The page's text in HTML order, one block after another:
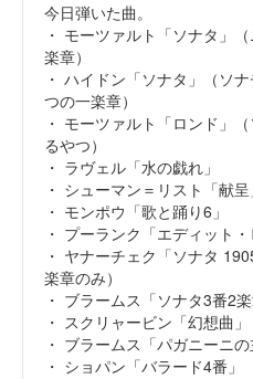
今日弾いた曲。
・ モーツァルト「ソナタ」
楽章）
・ ハイドン「ソナタ」（ソ
つの一楽章）
・ モーツァルト「ロンド」
るやつ）
・ ラヴェル「水の戯れ」
・ シューマン＝リスト「献呈
・ モンポウ「歌と踊り6」
・ プーランク「エディット・
・ ヤナーチェク「ソナタ
楽章のみ）
・ ブラームス「ソナタ3番2楽
・ スクリャービン「幻想曲」
・ ブラームス「パガニーニ
・ ショパン「バラード4番」